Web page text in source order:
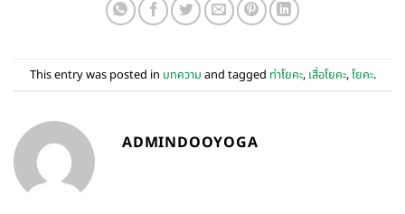
This entry was posted in บทความ and tagged ท่าโยคะ, เสื่อโยคะ,โยคะ.
ADMINDOOYOGA